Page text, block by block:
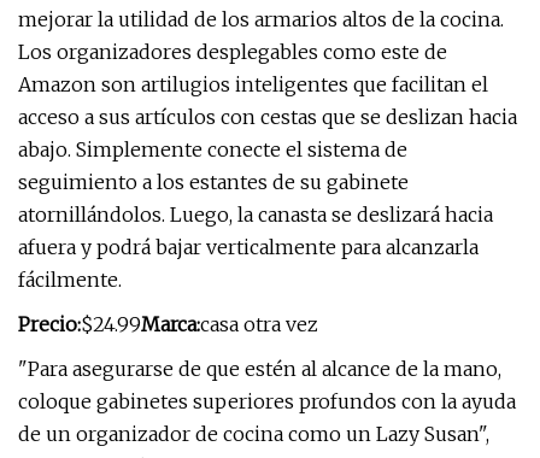
mejorar la utilidad de los armarios altos de la cocina.
Los organizadores desplegables como este de
Amazon son artilugios inteligentes que facilitan el
acceso a sus artículos con cestas que se deslizan hacia
abajo. Simplemente conecte el sistema de
seguimiento a los estantes de su gabinete
atornillándolos. Luego, la canasta se deslizará hacia
afuera y podrá bajar verticalmente para alcanzarla
fácilmente.
Precio:$24.99Marca:casa otra vez
"Para asegurarse de que estén al alcance de la mano,
coloque gabinetes superiores profundos con la ayuda
de un organizador de cocina como un Lazy Susan",